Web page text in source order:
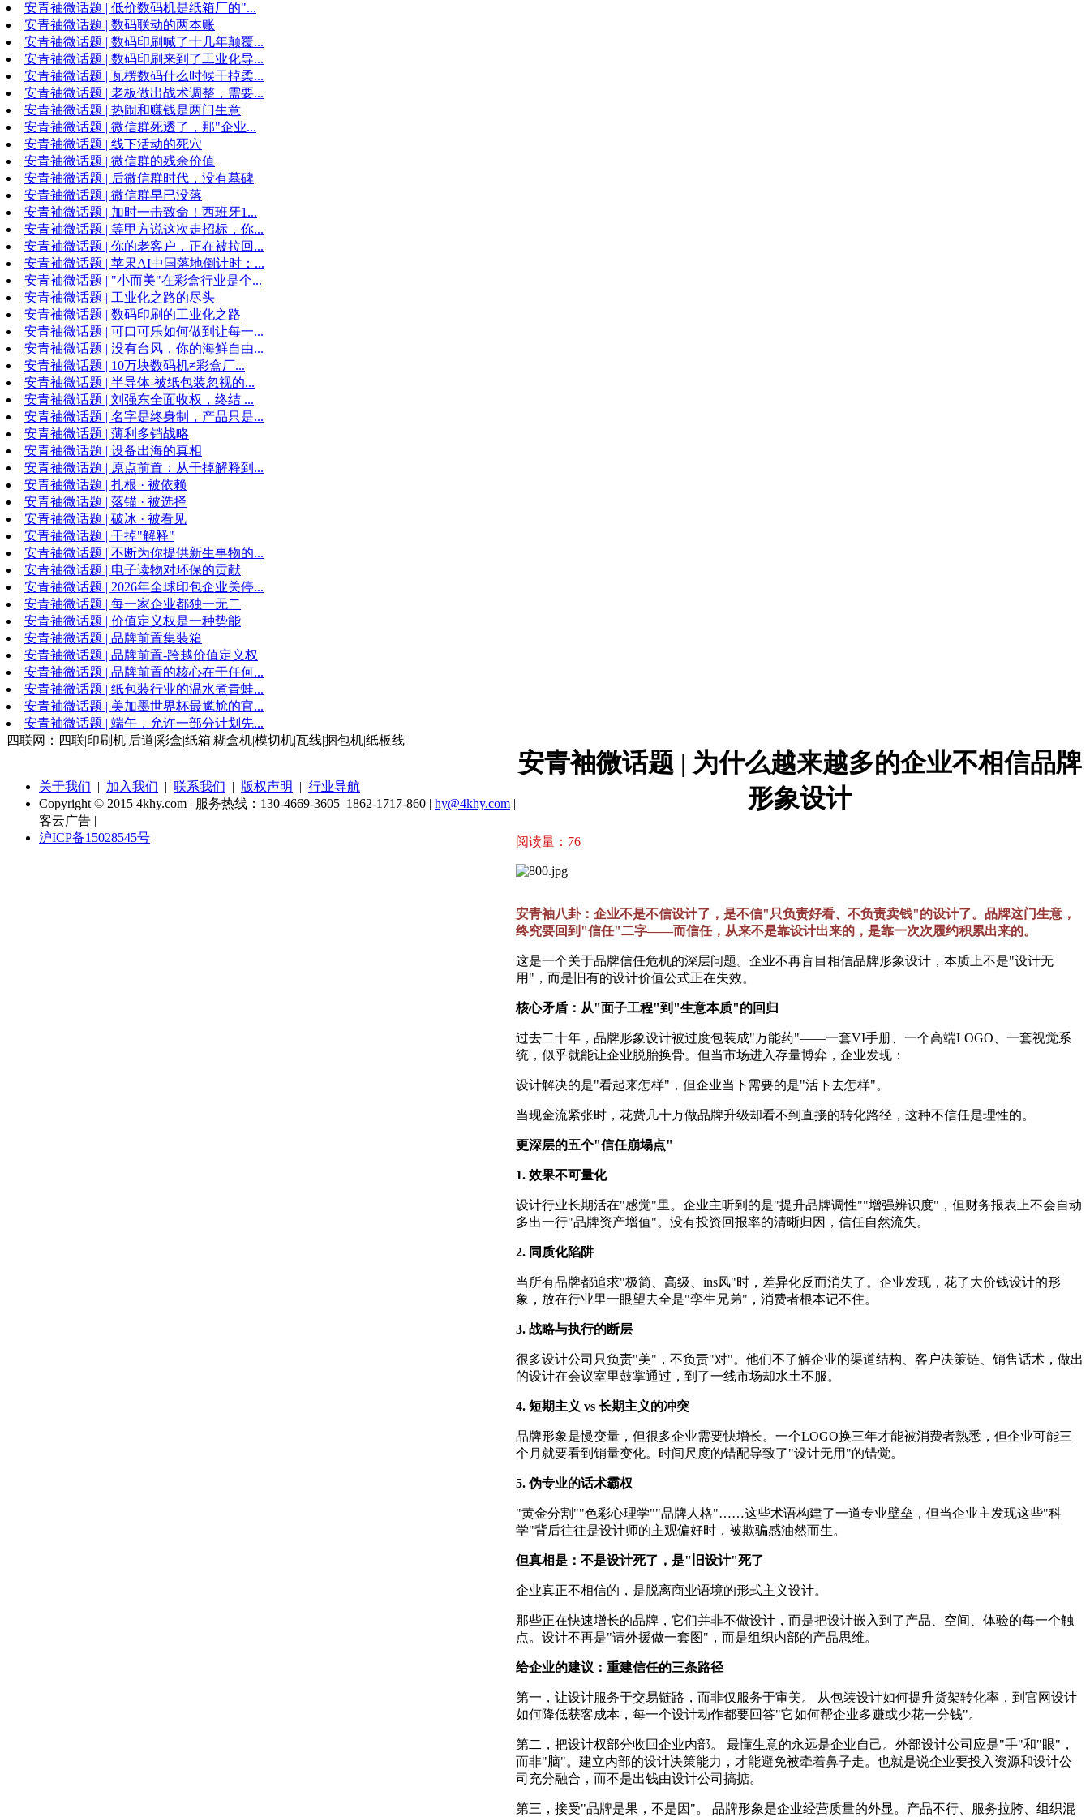
安青袖微话题 | 低价数码机是纸箱厂的"...
安青袖微话题 | 数码联动的两本账
安青袖微话题 | 数码印刷喊了十几年颠覆...
安青袖微话题 | 数码印刷来到了工业化导...
安青袖微话题 | 瓦楞数码什么时候干掉柔...
安青袖微话题 | 老板做出战术调整，需要...
安青袖微话题 | 热闹和赚钱是两门生意
安青袖微话题 | 微信群死透了，那"企业...
安青袖微话题 | 线下活动的死穴
安青袖微话题 | 微信群的残余价值
安青袖微话题 | 后微信群时代，没有墓碑
安青袖微话题 | 微信群早已没落
安青袖微话题 | 加时一击致命！西班牙1...
安青袖微话题 | 等甲方说这次走招标，你...
安青袖微话题 | 你的老客户，正在被拉回...
安青袖微话题 | 苹果AI中国落地倒计时：...
安青袖微话题 | "小而美"在彩盒行业是个...
安青袖微话题 | 工业化之路的尽头
安青袖微话题 | 数码印刷的工业化之路
安青袖微话题 | 可口可乐如何做到让每一...
安青袖微话题 | 没有台风，你的海鲜自由...
安青袖微话题 | 10万块数码机≠彩盒厂...
安青袖微话题 | 半导体-被纸包装忽视的...
安青袖微话题 | 刘强东全面收权，终结 ...
安青袖微话题 | 名字是终身制，产品只是...
安青袖微话题 | 薄利多销战略
安青袖微话题 | 设备出海的真相
安青袖微话题 | 原点前置：从干掉解释到...
安青袖微话题 | 扎根 · 被依赖
安青袖微话题 | 落锚 · 被选择
安青袖微话题 | 破冰 · 被看见
安青袖微话题 | 干掉"解释"
安青袖微话题 | 不断为你提供新生事物的...
安青袖微话题 | 电子读物对环保的贡献
安青袖微话题 | 2026年全球印包企业关停...
安青袖微话题 | 每一家企业都独一无二
安青袖微话题 | 价值定义权是一种势能
安青袖微话题 | 品牌前置集装箱
安青袖微话题 | 品牌前置-跨越价值定义权
安青袖微话题 | 品牌前置的核心在于任何...
安青袖微话题 | 纸包装行业的温水煮青蛙...
安青袖微话题 | 美加墨世界杯最尴尬的官...
安青袖微话题 | 端午，允许一部分计划先...
安青袖微话题 | 为什么越来越多的企业不相信品牌
形象设计
阅读量： 76
安青袖八卦：企业不是不信设计了，是不信"只负责好看、不负责卖钱"的设计了。品牌这门生意，
终究要回到"信任"二字——而信任，从来不是靠设计出来的，是靠一次次履约积累出来的。
这是一个关于品牌信任危机的深层问题。企业不再盲目相信品牌形象设计，本质上不是"设计无
用"，而是旧有的设计价值公式正在失效。
核心矛盾：从"面子工程"到"生意本质"的回归
过去二十年，品牌形象设计被过度包装成"万能药"——一套VI手册、一个高端LOGO、一套视觉系
统，似乎就能让企业脱胎换骨。但当市场进入存量博弈，企业发现：
设计解决的是"看起来怎样"，但企业当下需要的是"活下去怎样"。
当现金流紧张时，花费几十万做品牌升级却看不到直接的转化路径，这种不信任是理性的。
更深层的五个"信任崩塌点"
1. 效果不可量化
设计行业长期活在"感觉"里。企业主听到的是"提升品牌调性""增强辨识度"，但财务报表上不会自动
多出一行"品牌资产增值"。没有投资回报率的清晰归因，信任自然流失。
2. 同质化陷阱
当所有品牌都追求"极简、高级、ins风"时，差异化反而消失了。企业发现，花了大价钱设计的形
象，放在行业里一眼望去全是"孪生兄弟"，消费者根本记不住。
3. 战略与执行的断层
很多设计公司只负责"美"，不负责"对"。他们不了解企业的渠道结构、客户决策链、销售话术，做出
的设计在会议室里鼓掌通过，到了一线市场却水土不服。
4. 短期主义 vs 长期主义的冲突
品牌形象是慢变量，但很多企业需要快增长。一个LOGO换三年才能被消费者熟悉，但企业可能三
个月就要看到销量变化。时间尺度的错配导致了"设计无用"的错觉。
5. 伪专业的话术霸权
"黄金分割""色彩心理学""品牌人格"……这些术语构建了一道专业壁垒，但当企业主发现这些"科
学"背后往往是设计师的主观偏好时，被欺骗感油然而生。
但真相是：不是设计死了，是"旧设计"死了
企业真正不相信的，是脱离商业语境的形式主义设计。
那些正在快速增长的品牌，它们并非不做设计，而是把设计嵌入到了产品、空间、体验的每一个触
点。设计不再是"请外援做一套图"，而是组织内部的产品思维。
给企业的建议：重建信任的三条路径
第一，让设计服务于交易链路，而非仅服务于审美。 从包装设计如何提升货架转化率，到官网设计
如何降低获客成本，每一个设计动作都要回答"它如何帮企业多赚或少花一分钱"。
第二，把设计权部分收回企业内部。 最懂生意的永远是企业自己。外部设计公司应是"手"和"眼"，
而非"脑"。建立内部的设计决策能力，才能避免被牵着鼻子走。也就是说企业要投入资源和设计公
司充分融合，而不是出钱由设计公司搞掂。
第三，接受"品牌是果，不是因"。 品牌形象是企业经营质量的外显。产品不行、服务拉胯、组织混
四联网：四联|印刷机|后道|彩盒|纸箱|糊盒机|模切机|瓦线|捆包机|纸板线
关于我们 | 加入我们 | 联系我们 | 版权声明 | 行业导航
Copyright © 2015 4khy.com | 服务热线：130-4669-3605 1862-1717-860 | hy@4khy.com |
客云广告 |
沪ICP备15028545号